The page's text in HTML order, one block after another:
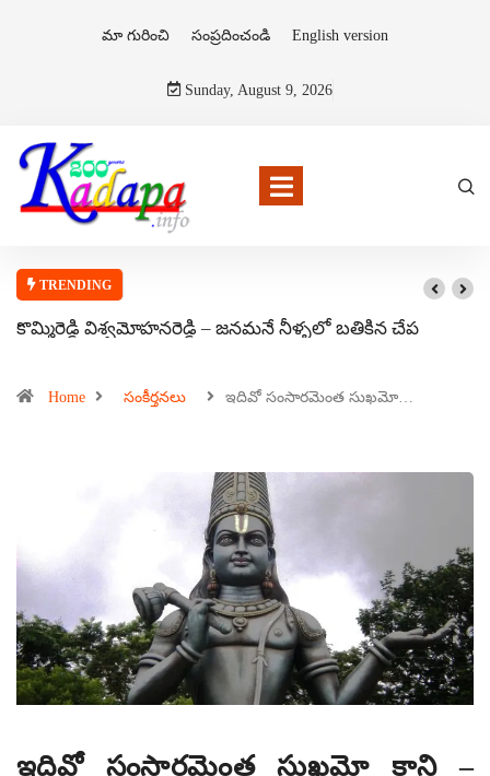
మా గురించి సంప్రదించండి English version
Sunday, August 9, 2026
TRENDING
కొమ్మిరెడ్డి విశ్వమోహనరెడ్డి – జనమనే నీళ్ళలో బతికిన చేప
Home సంకీర్తనలు ఇదివో సంసారమెంత సుఖమో…
ఇదివో సంసారమెంత సుఖమో కాని –